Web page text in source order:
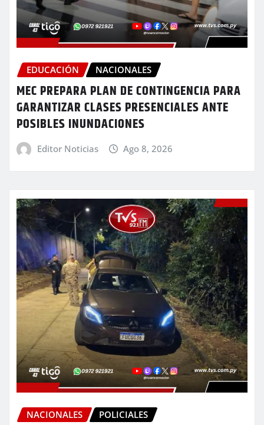
EDUCACIÓN NACIONALES
MEC PREPARA PLAN DE CONTINGENCIA PARA
GARANTIZAR CLASES PRESENCIALES ANTE
POSIBLES INUNDACIONES
Editor Noticias Ago 8, 2026
NACIONALES POLICIALES